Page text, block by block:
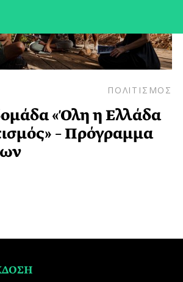
ΠΟΛΙΤΙΣΜΟΣ
«Όλη η Ελλάδα
– Πρόγραμμα